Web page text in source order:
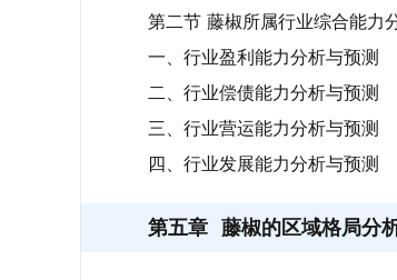
第二节 藤椒所属行业综合能力
一、行业盈利能力分析与预测
二、行业偿债能力分析与预测
三、行业营运能力分析与预测
四、行业发展能力分析与预测
第五章 藤椒的区域格局分